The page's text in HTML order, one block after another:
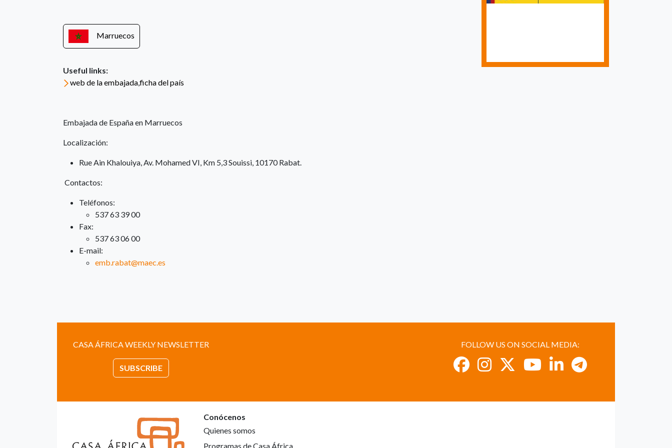
Marruecos
Useful links:
web de la embajada,ficha del país
Embajada de España en Marruecos
Localización:
Rue Ain Khalouiya, Av. Mohamed VI, Km 5,3 Souissi, 10170 Rabat.
Contactos:
Teléfonos:
537 63 39 00
Fax:
537 63 06 00
E-mail:
emb.rabat@maec.es
CASA ÁFRICA WEEKLY NEWSLETTER
SUBSCRIBE
FOLLOW US ON SOCIAL MEDIA:
Conócenos
Quienes somos
Programas de Casa África